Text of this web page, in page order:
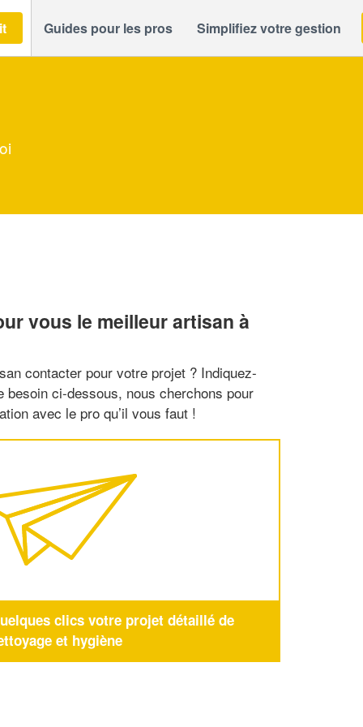
Guides pour les pros Simplifiez votre gestion
vous le meilleur artisan à
contacter pour votre projet ? Indiquez-
besoin ci-dessous, nous cherchons pour
avec le pro qu’il vous faut !
clics votre projet détaillé de
et hygiène